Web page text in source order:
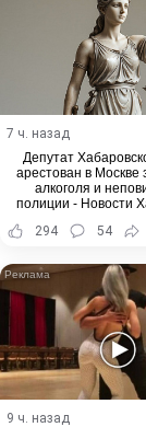
7 ч. назад
Депутат
арестован в Москве
алкоголя и
полиции - Новости
294 54
9 ч. назад